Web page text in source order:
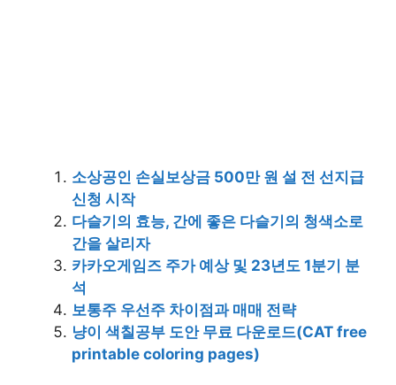
소상공인 손실보상금 500만 원 설 전 선지급
신청 시작
다슬기의 효능, 간에 좋은 다슬기의 청색소로
간을 살리자
카카오게임즈 주가 예상 및 23년도 1분기 분
석
보통주 우선주 차이점과 매매 전략
냥이 색칠공부 도안 무료 다운로드(CAT free
printable coloring pages)